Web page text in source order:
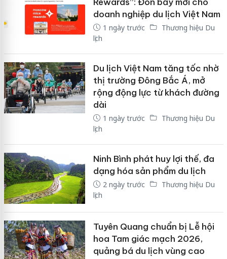
doanh nghiệp du lịch Việt Nam
1 ngày trước
Thương hiệu Du
lịch
Du lịch Việt Nam tăng tốc nhờ
thị trường Đông Bắc Á, mở
rộng động lực từ khách đường
dài
1 ngày trước
Thương hiệu Du
lịch
Ninh Bình phát huy lợi thế, đa
dạng hóa sản phẩm du lịch
2 ngày trước
Thương hiệu Du
lịch
Tuyên Quang chuẩn bị Lễ hội
hoa Tam giác mạch 2026,
quảng bá du lịch vùng cao